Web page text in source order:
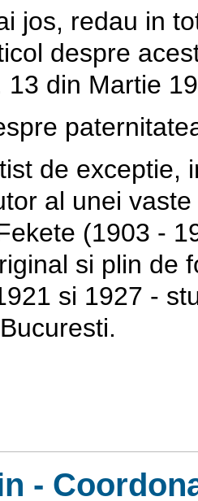
jos, redau in
despre
13 din Martie
de exceptie,
al unei
(1903 -
si plin de
si 1927 -
-